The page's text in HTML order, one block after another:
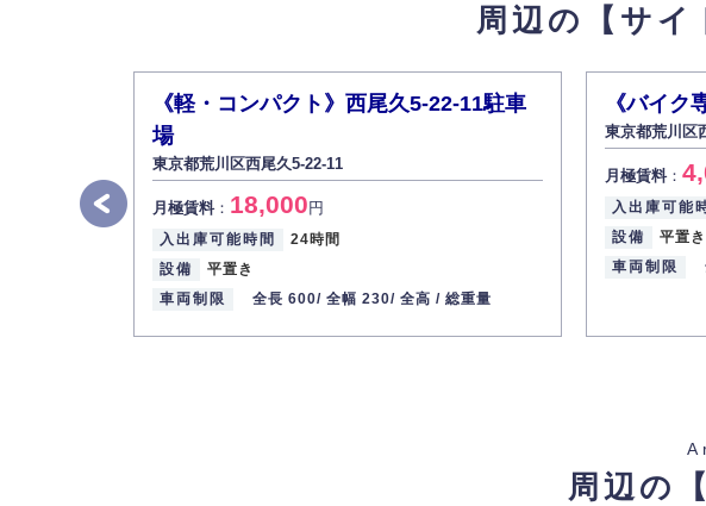
お客様ご本人から自己の個人情報開示の請求があった場合、すみや
また、個人情報の内容に誤りがあり、ご本人から訂正・追加・削除
6.個人情報管理の社内教育
弊社社員全員が、個人情報の取り扱いについての重要性を理解し、
株式会社ミコト
代表取締役社長 野口 幸男
周辺の【サイ
《軽・コンパクト》西尾久5-22-11駐車
場
東京都荒川区西尾久5-22-11
月極賃料： 18,000円
入出庫可能時間
24時間
設備
平置き
車両制限
全長 600/ 全幅 230/ 全高 / 総重量
《バイク
東京都荒川区
月極賃料：
入出庫可能
設備
平置き
車両制限
周辺の